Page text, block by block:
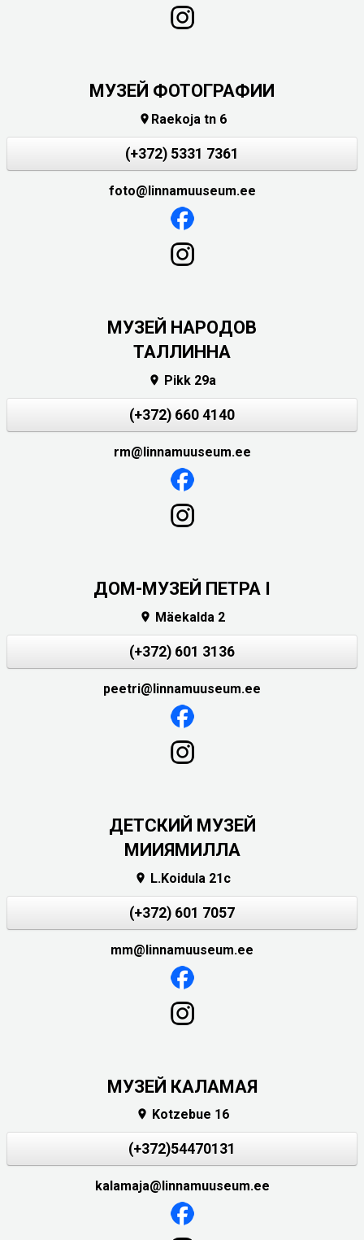
МУЗЕЙ ФОТОГРАФИИ
 Raekoja tn 6
(+372) 5331 7361
foto@linnamuuseum.ee
MУЗЕЙ НАРОДОВ
ТАЛЛИННА
 Pikk 29a
(+372) 660 4140
rm@linnamuuseum.ee
ДОМ-МУЗЕЙ ПЕТРА I
 Mäekalda 2
(+372) 601 3136
peetri@linnamuuseum.ee
ДЕТСКИЙ МУЗЕЙ
МИИЯМИЛЛА
 L.Koidula 21c
(+372) 601 7057
mm@linnamuuseum.ee
МУЗЕЙ КАЛАМАЯ
 Kotzebue 16
(+372)54470131
kalamaja@linnamuuseum.ee